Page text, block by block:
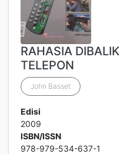
RAHASIA DIBALIK
TELEPON
John Basset
Edisi
2009
ISBN/ISSN
978-979-534-637-1